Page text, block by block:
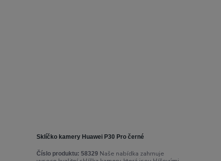
Sklíčko kamery Huawei P30 Pro černé
Číslo produktu: 58329 Naše nabídka zahrnuje